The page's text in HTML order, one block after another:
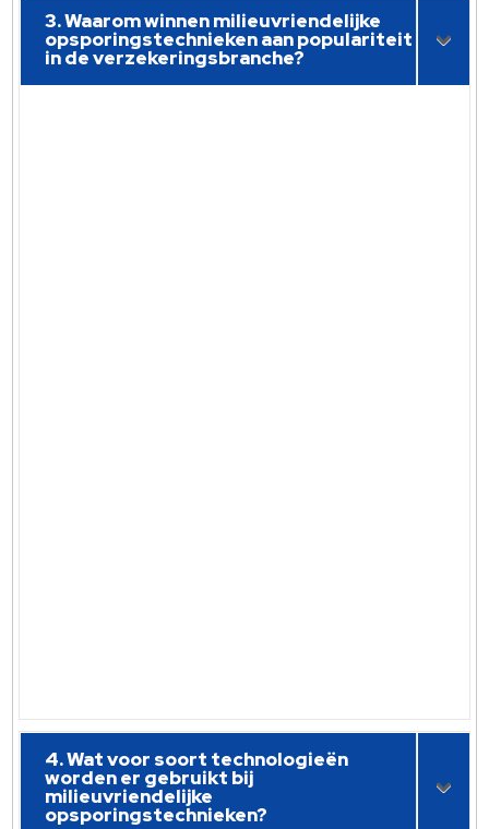
3. Waarom winnen milieuvriendelijke
opsporingstechnieken aan populariteit
in de verzekeringsbranche?
4. Wat voor soort technologieën
worden er gebruikt bij
milieuvriendelijke
opsporingstechnieken?